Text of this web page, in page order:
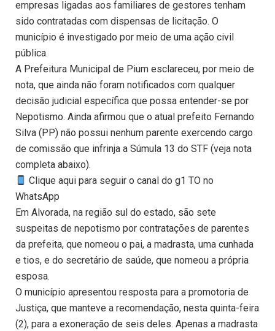
empresas ligadas aos familiares de gestores tenham
sido contratadas com dispensas de licitação. O
município é investigado por meio de uma ação civil
pública.
A Prefeitura Municipal de Pium esclareceu, por meio de
nota, que ainda não foram notificados com qualquer
decisão judicial específica que possa entender-se por
Nepotismo. Ainda afirmou que o atual prefeito Fernando
Silva (PP) não possui nenhum parente exercendo cargo
de comissão que infrinja a Súmula 13 do STF (veja nota
completa abaixo).
Clique aqui para seguir o canal do g1 TO no
WhatsApp
Em Alvorada, na região sul do estado, são sete
suspeitas de nepotismo por contratações de parentes
da prefeita, que nomeou o pai, a madrasta, uma cunhada
e tios, e do secretário de saúde, que nomeou a própria
esposa.
O município apresentou resposta para a promotoria de
Justiça, que manteve a recomendação, nesta quinta-feira
(2), para a exoneração de seis deles. Apenas a madrasta